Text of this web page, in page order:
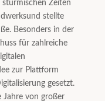
Zeiten
stellte
Besonders in der
für zahlreiche
zur Plattform
gesetzt.
Jahre von großer